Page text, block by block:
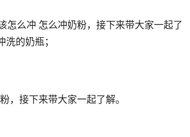
么冲 怎么冲奶粉，接下来带大家一起了
的奶瓶；
，接下来带大家一起了解。